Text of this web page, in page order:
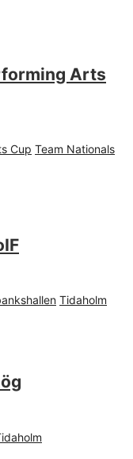
Arts
Cup Team Nationals
Tidaholm